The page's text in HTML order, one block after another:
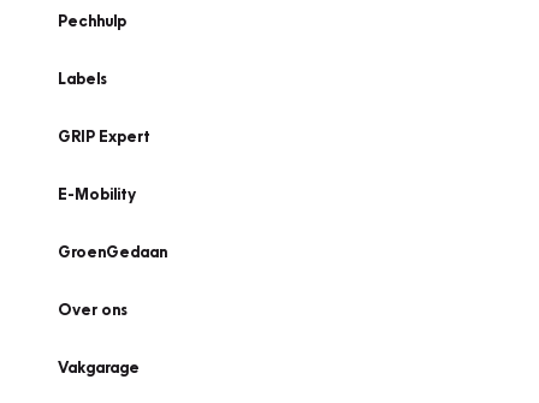
Pechhulp
Labels
GRIP Expert
E-Mobility
GroenGedaan
Over ons
Vakgarage